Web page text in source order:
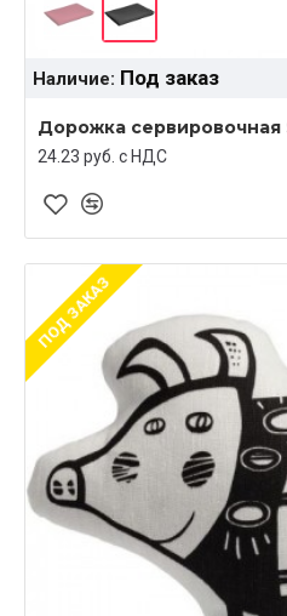
Наличие: Под заказ
Дорожка
24.23 руб. c НДС
ПОД ЗАКАЗ